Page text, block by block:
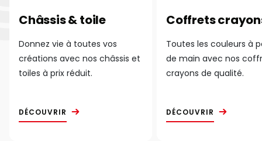
Châssis & toile
Donnez vie à toutes vos
créations avec nos châssis et
toiles à prix réduit.
DÉCOUVRIR
Coffrets
Toutes les couleurs à
de main avec nos
crayons de qualité.
DÉCOUVRIR